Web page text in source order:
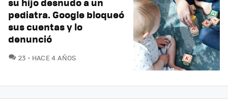
pediatra. Google bloqueó
sus cuentas y lo
denunció
23 COMENTARIOS
HACE 4 AÑOS